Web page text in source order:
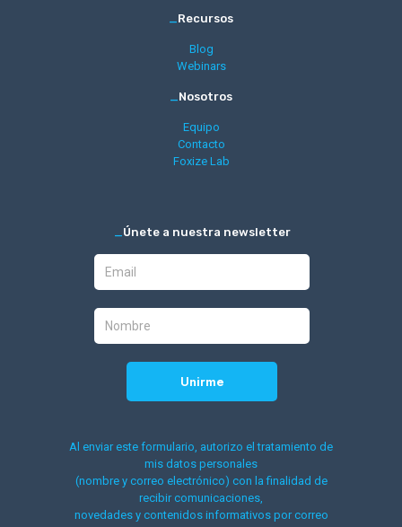
_Recursos
Blog
Webinars
_Nosotros
Equipo
Contacto
Foxize Lab
_Únete a nuestra newsletter
Al enviar este formulario, autorizo el tratamiento de
mis datos personales
(nombre y correo electrónico) con la finalidad de
recibir comunicaciones,
novedades y contenidos informativos por correo